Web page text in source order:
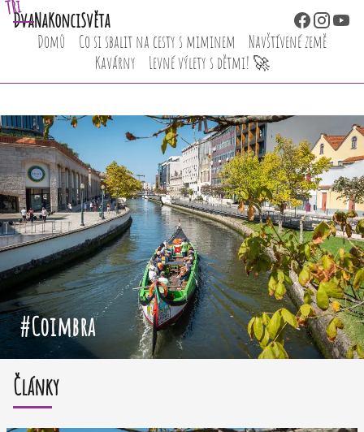
Dva
Tři
NaKonciSvěta
Domů Co si sbalit na cesty s miminem
Navštívené země
Kavárny
Levné výlety s dětmi! 🚀
#Coimbra
Články